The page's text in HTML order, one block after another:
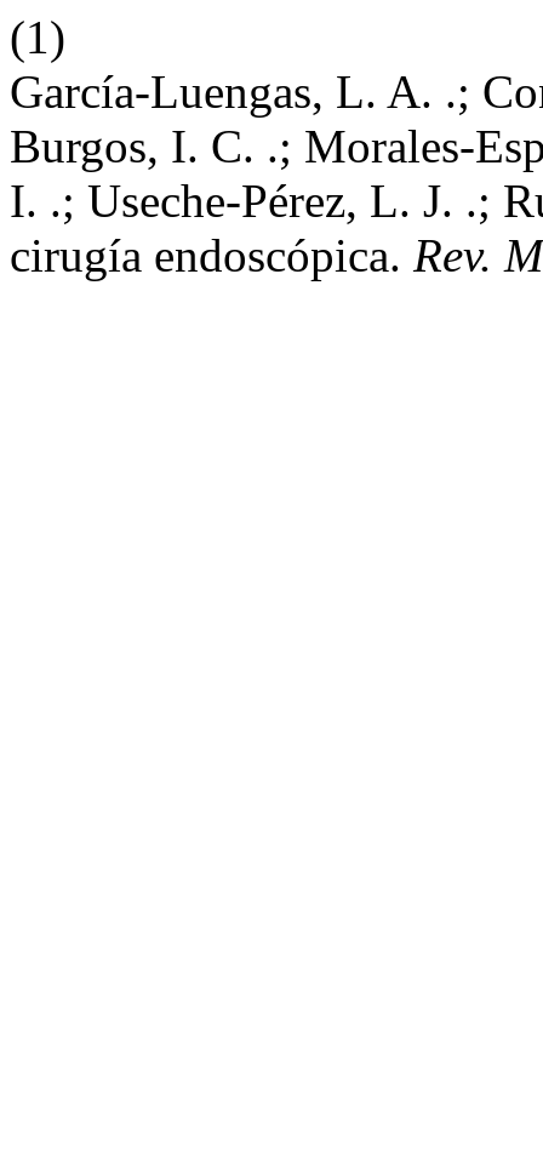
(1)
García-Luengas, L. A. .;
Burgos, I. C. .; Morales-
I. .; Useche-Pérez, L. J. .;
cirugía endoscópica. Rev.